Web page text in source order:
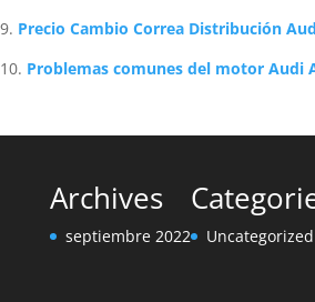
Precio Cambio Correa Distribución
Problemas comunes del motor Audi
Archives
septiembre 2022 Uncategorized